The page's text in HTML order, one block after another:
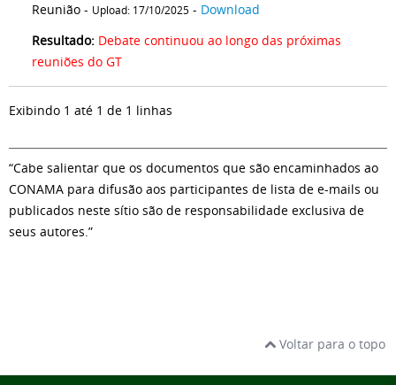
Reunião - Upload: 17/10/2025 - Download
Resultado: Debate continuou ao longo das próximas
reuniões do GT
Exibindo 1 até 1 de 1 linhas
“Cabe salientar que os documentos que são encaminhados ao
CONAMA para difusão aos participantes de lista de e-mails ou
publicados neste sítio são de responsabilidade exclusiva de
seus autores.”
Voltar para o topo